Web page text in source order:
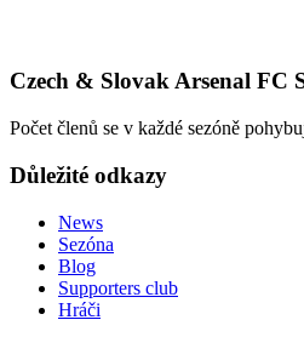
Czech & Slovak Arsenal FC
Počet členů se v každé sezóně
Důležité odkazy
News
Sezóna
Blog
Supporters club
Hráči